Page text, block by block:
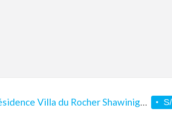
La Résidence Villa du Rocher Shawinigan Grand-Mère – Résidence pour personnes âgées aînées semi et autonomes